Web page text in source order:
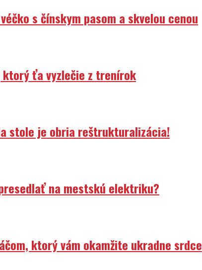
s čínskym pasom a skvelou cenou
ktorý ťa vyzlečie z trenírok
stole je obria reštrukturalizácia!
presedlať na mestskú elektriku?
ktorý vám okamžite ukradne srdce